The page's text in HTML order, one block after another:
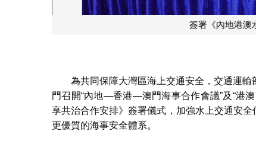
簽署《內地港澳水
為共同保障大灣區海上交通安全，交通運
門召開“內地—香港—澳門海事合作會議”及“港
享共治合作安排》簽署儀式，加強水上交通安
更優質的海事安全體系。